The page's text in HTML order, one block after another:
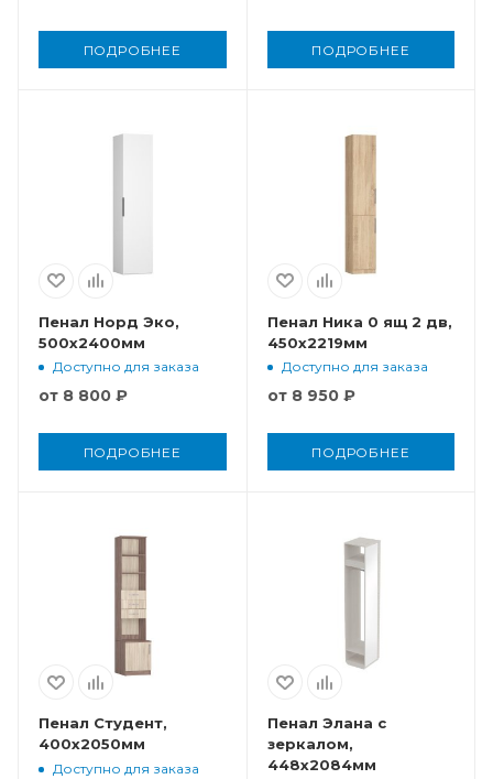
ПОДРОБНЕЕ ПОДРОБНЕЕ
Пенал Норд Эко,
500x2400мм
Доступно для заказа
от 8 800 ₽
ПОДРОБНЕЕ
Пенал Ника 0 ящ 2 дв,
450x2219мм
Доступно для заказа
от 8 950 ₽
ПОДРОБНЕЕ
Пенал Студент,
400x2050мм
Доступно для заказа
Пенал Элана с
зеркалом,
448x2084мм